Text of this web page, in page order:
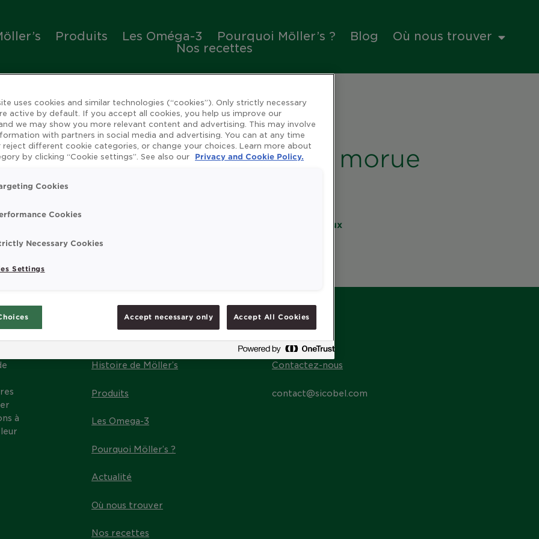
Produits Les Oméga-3 Pourquoi Möller’s ? Blog
Où nous trouver
Nos recettes
de l'huile de foie de morue
Vitamines et minéraux
à
MENU
Histoire de Möller’s
Produits
Les Omega-3
Pourquoi Möller’s ?
Actualité
Où nous trouver
Nos recettes
CONTACT
Contactez-nous
contact@sicobel.com
uses cookies and similar technologies (“cookies”). Only strictly necessary
active by default. If you accept all cookies, you help us improve our
we may show you more relevant content and advertising. This may involve
with partners in social media and advertising. You can at any time
reject different cookie categories, or change your choices. Learn more about
by clicking “Cookie settings”. See also our
Privacy and Cookie Policy.
Cookies
Cookies
Necessary Cookies
Settings
Accept necessary only Accept All Cookies